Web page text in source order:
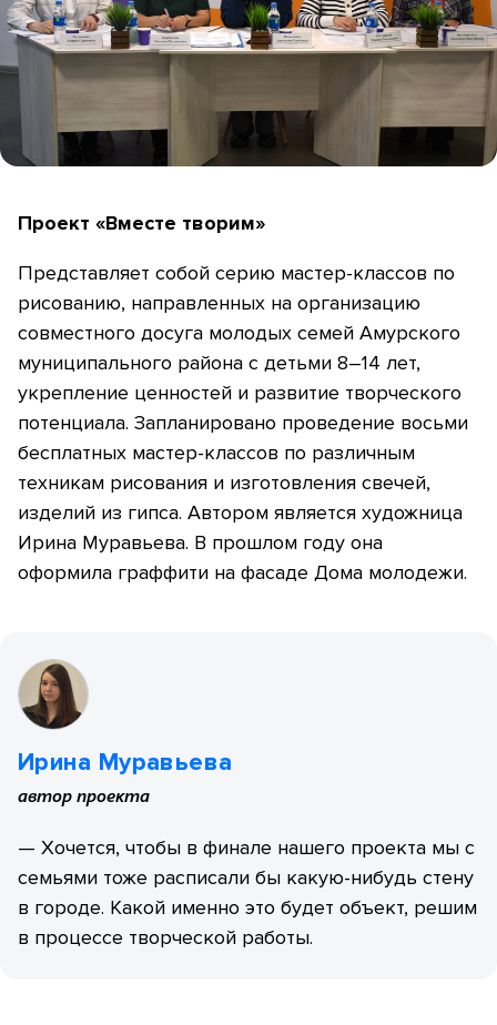
Проект «Вместе творим»
Представляет собой серию мастер-классов по
рисованию, направленных на организацию
совместного досуга молодых семей Амурского
муниципального района с детьми 8–14 лет,
укрепление ценностей и развитие творческого
потенциала. Запланировано проведение восьми
бесплатных мастер-классов по различным
техникам рисования и изготовления свечей,
изделий из гипса. Автором является художница
Ирина Муравьева. В прошлом году она
оформила граффити на фасаде Дома молодежи.
Ирина Муравьева
автор проекта
— Хочется, чтобы в финале нашего проекта мы с
семьями тоже расписали бы какую-нибудь стену
в городе. Какой именно это будет объект, решим
в процессе творческой работы.